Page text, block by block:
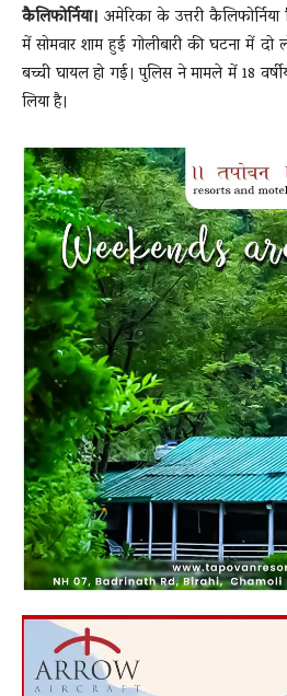
कैलिफोर्निया। अमेरिका के उत्तरी
में सोमवार शाम हुई गोलीबारी की घटना में
बच्ची घायल हो गई। पुलिस ने मामले में 18
लिया है।